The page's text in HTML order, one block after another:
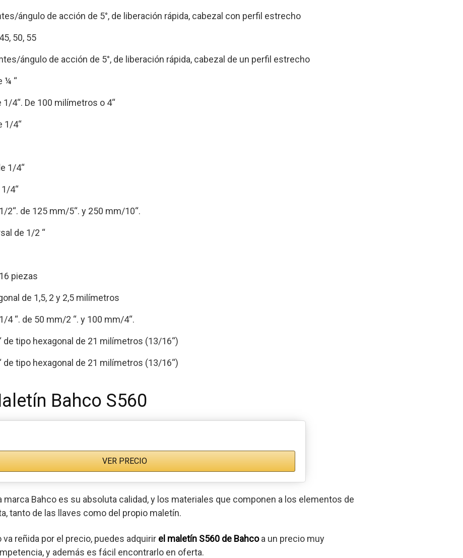
ángulo de acción de 5°, de liberación rápida, cabezal con perfil estrecho
50, 55
ángulo de acción de 5°, de liberación rápida, cabezal de un perfil estrecho
¼ “
4“. De 100 milímetros o 4“
1/4“
1/4“
4“
2“. de 125 mm/5“. y 250 mm/10“.
de 1/2 “
piezas
de 1,5, 2 y 2,5 milímetros
4 “. de 50 mm/2 “. y 100 mm/4“.
de tipo hexagonal de 21 milímetros (13/16“)
de tipo hexagonal de 21 milímetros (13/16“)
Bahco S560
VER PRECIO
marca Bahco es su absoluta calidad, y los materiales que componen a los elementos de
tanto de las llaves como del propio maletín.
va reñida por el precio, puedes adquirir el maletín S560 de Bahcoa un precio muy
y además es fácil encontrarlo en oferta.